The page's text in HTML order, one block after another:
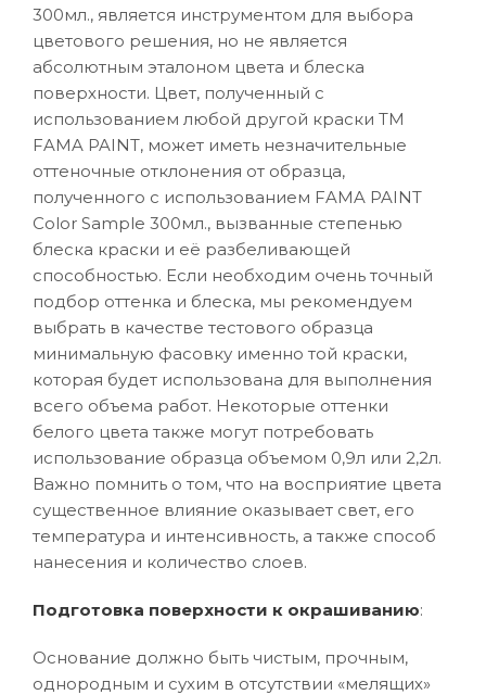
300мл., является инструментом для выбора
цветового решения, но не является
абсолютным эталоном цвета и блеска
поверхности. Цвет, полученный с
использованием любой другой краски ТМ
FAMA PAINT, может иметь незначительные
оттеночные отклонения от образца,
полученного с использованием FAMA PAINT
Color Sample 300мл., вызванные степенью
блеска краски и её разбеливающей
способностью. Если необходим очень точный
подбор оттенка и блеска, мы рекомендуем
выбрать в качестве тестового образца
минимальную фасовку именно той краски,
которая будет использована для выполнения
всего объема работ. Некоторые оттенки
белого цвета также могут потребовать
использование образца объемом 0,9л или 2,2л.
Важно помнить о том, что на восприятие цвета
существенное влияние оказывает свет, его
температура и интенсивность, а также способ
нанесения и количество слоев.
Подготовка поверхности к окрашиванию:
Основание должно быть чистым, прочным,
однородным и сухим в отсутствии «мелящих»